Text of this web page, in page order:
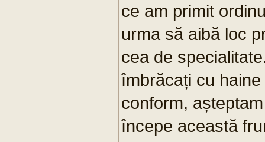
ce am primit
urma să aibă loc
cea de
îmbrăcați cu
conform,
începe această